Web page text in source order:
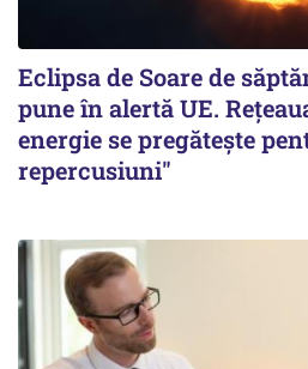
Eclipsa de Soare de
pune în alertă UE.
energie se pregătește
repercusiuni"